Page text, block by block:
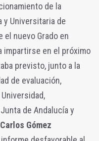
de la
y Universitaria de
el nuevo Grado en
impartirse en el próximo
previsto, junto a la
de evaluación,
de Andalucía y
Gómez